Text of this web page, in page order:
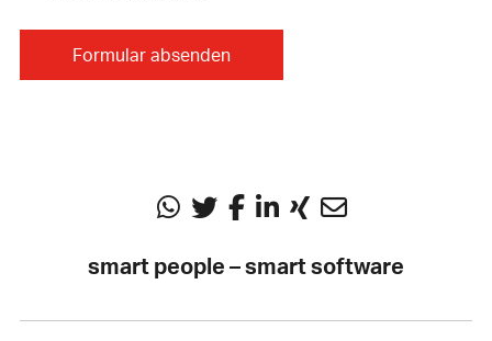
smart people – smart software